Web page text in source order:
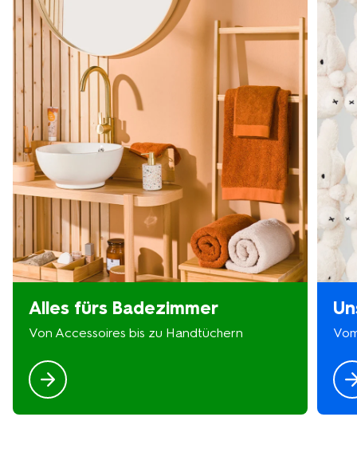
Alles fürs Badezimmer
Von Accessoires bis zu Handtüchern